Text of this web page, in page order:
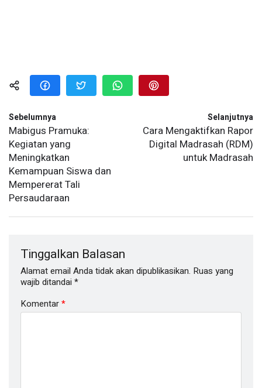
Sebelumnya
Mabigus Pramuka:
Kegiatan yang
Meningkatkan
Kemampuan Siswa dan
Mempererat Tali
Persaudaraan
Selanjutnya
Cara Mengaktifkan Rapor
Digital Madrasah (RDM)
untuk Madrasah
Tinggalkan Balasan
Alamat email Anda tidak akan dipublikasikan. Ruas yang
wajib ditandai *
Komentar*